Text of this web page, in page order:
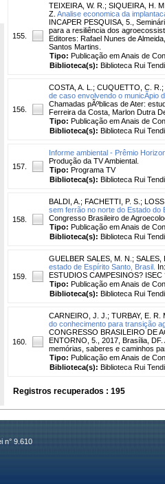
155.
TEIXEIRA, W. R. ; SIQUEIRA, H.
Z. Analise economica da
INCAPER PESQUISA, 5.,
para a resiliência dos
Editores: Rafael Nunes de
Santos Martins.
Tipo: Publicação em Anais de
Biblioteca(s): Biblioteca Rui
156.
COSTA, A. L. ; CUQUETTO, C. R. ;
de caso envolvendo o municÃ­pio
Chamadas pÃºblicas de Ater:
Ferreira da Costa, Marlon Dutra
Tipo: Publicação em Anais de
Biblioteca(s): Biblioteca Rui
157.
Informe ambiental - Prêmio
Produção da TV Ambiental.
Tipo: Programa TV
Biblioteca(s): Biblioteca Rui
158.
BALDI, A. ; FACHETTI, P. S. ;
sem ferrão no norte do Estado do
Congresso Brasileiro de
Tipo: Publicação em Anais de
Biblioteca(s): Biblioteca Rui
159.
GUELBER SALES, M. N. ; SALES,
estado de Espírito Santo, Brasil.
ESTUDIOS CAMPESINOS?
Tipo: Publicação em Anais de
Biblioteca(s): Biblioteca Rui
160.
CARNEIRO, J. J. ; TURBAY, E. R.
do conhecimento para transição
CONGRESSO BRASILEIRO DE
ENTORNO, 5., 2017, Brasília,
memórias, saberes e caminhos
Tipo: Publicação em Anais de
Biblioteca(s): Biblioteca Rui
Registros recuperados : 195
n° 9.610